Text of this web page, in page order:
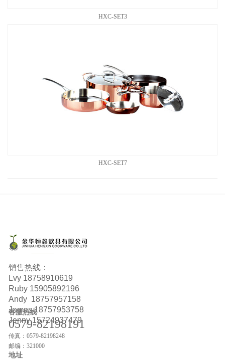
HXC-SET3
HXC-SET7
销售热线：
Lvy 18758910619
Ruby 15905892196
Andy 18757957158
James 18757953758
Jenny 15724937479
客服热线
0579-82198191
传真：0579-82198248
邮编：321000
地址